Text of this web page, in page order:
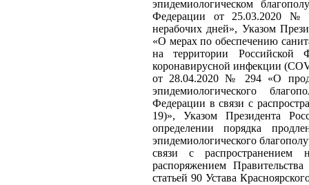
эпидемиологическом
Федерации от 25.03.2020 №
нерабочих дней», Указом
«О мерах по обеспечению
на территории Российской
коронавирусной инфекции
от 28.04.2020 № 294 «О
эпидемиологического
Федерации в связи с
19)», Указом Президента
определении порядка
эпидемиологического
связи с распространением
распоряжением
статьей 90 Устава